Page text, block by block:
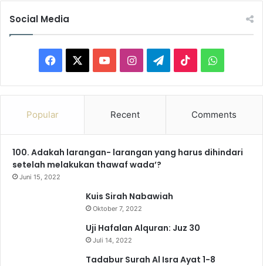
P
e
n
g
p
Social Media
a
b
o
o
u
e
I
n
a
r
a
e
g
a
m
i
o
W
h
s
Popular Recent Comments
100. Adakah larangan- larangan yang harus dihindari
setelah melakukan thawaf wada’?
Juni 15, 2022
Kuis Sirah Nabawiah
Oktober 7, 2022
Uji Hafalan Alquran: Juz 30
Juli 14, 2022
Tadabur Surah Al Isra Ayat 1-8